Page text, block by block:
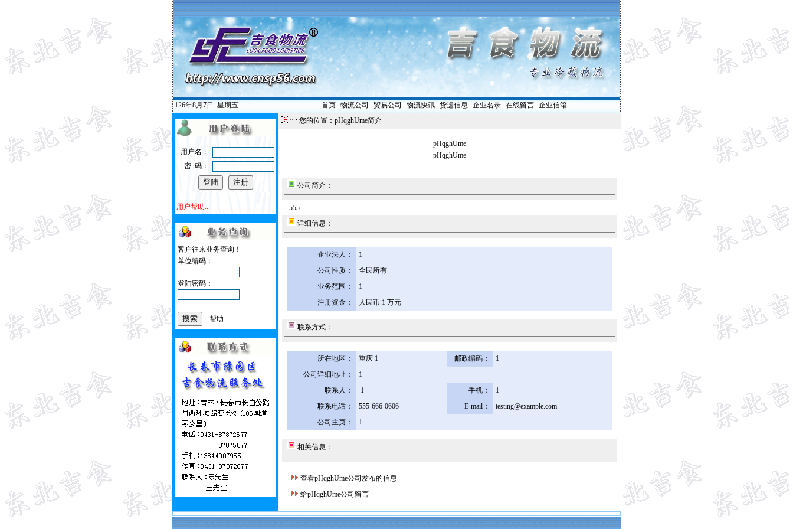
126年8月7日 星期五 首页| 物流公司 贸易公司 物流快讯| 货运信息 企业名录| 在线留言| 企业信箱
用户名：
密 码：
用户帮助...
客户往来业务查询！
单位编码：
登陆密码：
帮助......
您的位置：pHqghUme简介
pHqghUme
pHqghUme
公司简介：
555
详细信息：
企业法人：
1
公司性质：
全民所有
业务范围：
1
注册资金：
人民币 1 万元
联系方式：
所在地区： 重庆 1 邮政编码：
1
公司详细地址：
1
联系人：
1 手机：
1
联系电话：
555-666-0606 E-mail：
testing@example.com
公司主页：
1
相关信息：
查看pHqghUme公司发布的信息
给pHqghUme公司留言